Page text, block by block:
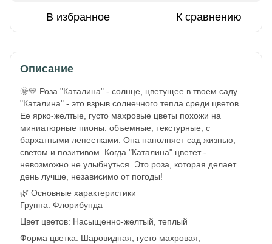
В избранное К сравнению
Описание
🌞💛 Роза "Каталина" - солнце, цветущее в твоем саду
"Каталина" - это взрыв солнечного тепла среди цветов.
Ее ярко-желтые, густо махровые цветы похожи на
миниатюрные пионы: объемные, текстурные, с
бархатными лепестками. Она наполняет сад жизнью,
светом и позитивом. Когда "Каталина" цветет -
невозможно не улыбнуться. Это роза, которая делает
день лучше, независимо от погоды!
🌿 Основные характеристики
Группа: Флорибунда
Цвет цветов: Насыщенно-желтый, теплый
Форма цветка: Шаровидная, густо махровая,